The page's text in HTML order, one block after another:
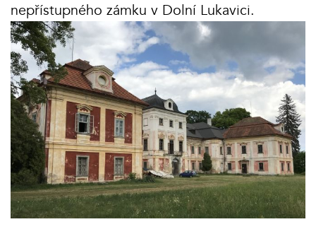
nepřístupného zámku v Dolní Lukavici.